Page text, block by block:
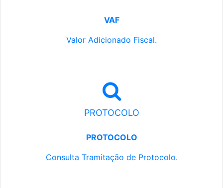
VAF
Valor Adicionado Fiscal.
PROTOCOLO
PROTOCOLO
Consulta Tramitação de Protocolo.